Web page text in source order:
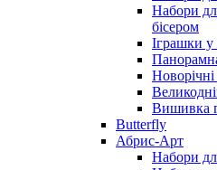
Набори
бісером
Іграшки у
Вишивка
Butterfly
Абрис-Арт
Набори